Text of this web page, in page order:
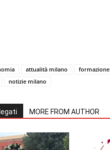
attualità milano formazione
notizie milano
MORE FROM AUTHOR